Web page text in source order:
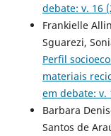
debate: v. 16
Frankielle
Sguarezi,
Perfil
materiais
em debate: v.
Barbara
Santos de